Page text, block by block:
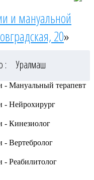
и мануальной
20»
: Уралмаш
- Мануальный терапевт
- Нейрохирург
- Кинезиолог
Вертебролог
Реабилитолог